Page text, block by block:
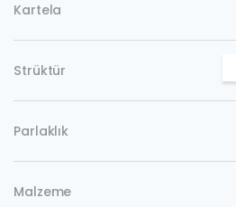
Kartela
Strüktür
Parlaklık
Malzeme
Kopyala